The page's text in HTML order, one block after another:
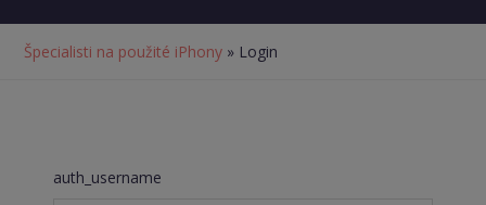
Špecialisti na použité iPhony » Login
auth_username